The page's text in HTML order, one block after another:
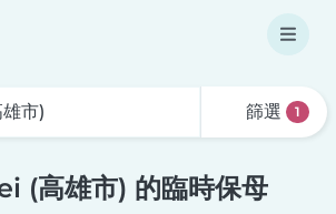
篩選 1
(高雄市) 的臨時保母